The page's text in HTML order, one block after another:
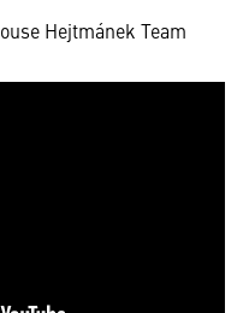
Hejtmánek Team